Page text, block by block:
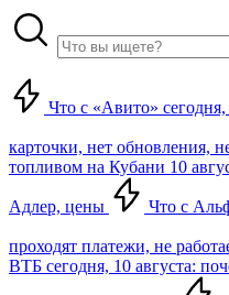
Что с «Авито»
карточки, нет обновления,
топливом на Кубани 10
Адлер, цены Что с
проходят платежи, не
ВТБ сегодня, 10 августа: